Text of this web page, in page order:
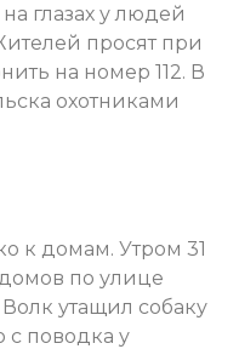
глазах у людей
просят при
на номер 112. В
охотниками
к домам. Утром 31
по улице
утащил собаку
поводка у